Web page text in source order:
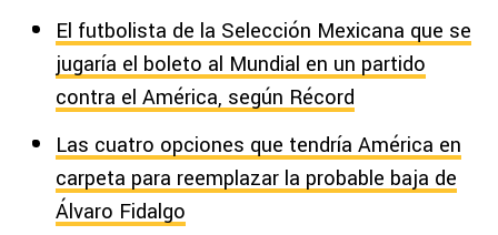
El futbolista de la Selección Mexicana que se
jugaría el boleto al Mundial en un partido
contra el América, según Récord
Las cuatro opciones que tendría América en
carpeta para reemplazar la probable baja de
Álvaro Fidalgo